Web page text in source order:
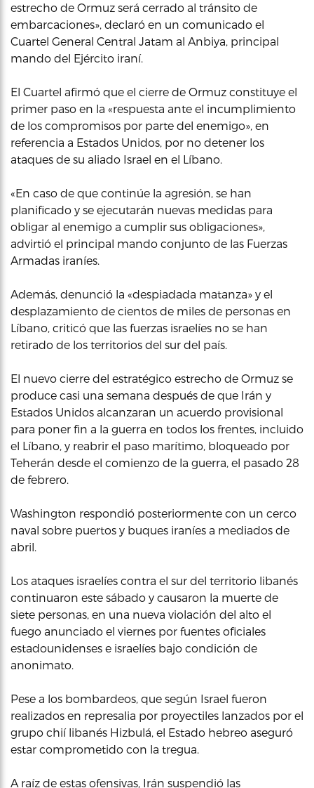
estrecho de Ormuz será cerrado al tránsito de
embarcaciones», declaró en un comunicado el
Cuartel General Central Jatam al Anbiya, principal
mando del Ejército iraní.
El Cuartel afirmó que el cierre de Ormuz constituye el
primer paso en la «respuesta ante el incumplimiento
de los compromisos por parte del enemigo», en
referencia a Estados Unidos, por no detener los
ataques de su aliado Israel en el Líbano.
«En caso de que continúe la agresión, se han
planificado y se ejecutarán nuevas medidas para
obligar al enemigo a cumplir sus obligaciones»,
advirtió el principal mando conjunto de las Fuerzas
Armadas iraníes.
Además, denunció la «despiadada matanza» y el
desplazamiento de cientos de miles de personas en
Líbano, criticó que las fuerzas israelíes no se han
retirado de los territorios del sur del país.
El nuevo cierre del estratégico estrecho de Ormuz se
produce casi una semana después de que Irán y
Estados Unidos alcanzaran un acuerdo provisional
para poner fin a la guerra en todos los frentes, incluido
el Líbano, y reabrir el paso marítimo, bloqueado por
Teherán desde el comienzo de la guerra, el pasado 28
de febrero.
Washington respondió posteriormente con un cerco
naval sobre puertos y buques iraníes a mediados de
abril.
Los ataques israelíes contra el sur del territorio libanés
continuaron este sábado y causaron la muerte de
siete personas, en una nueva violación del alto el
fuego anunciado el viernes por fuentes oficiales
estadounidenses e israelíes bajo condición de
anonimato.
Pese a los bombardeos, que según Israel fueron
realizados en represalia por proyectiles lanzados por el
grupo chií libanés Hizbulá, el Estado hebreo aseguró
estar comprometido con la tregua.
A raíz de estas ofensivas, Irán suspendió las